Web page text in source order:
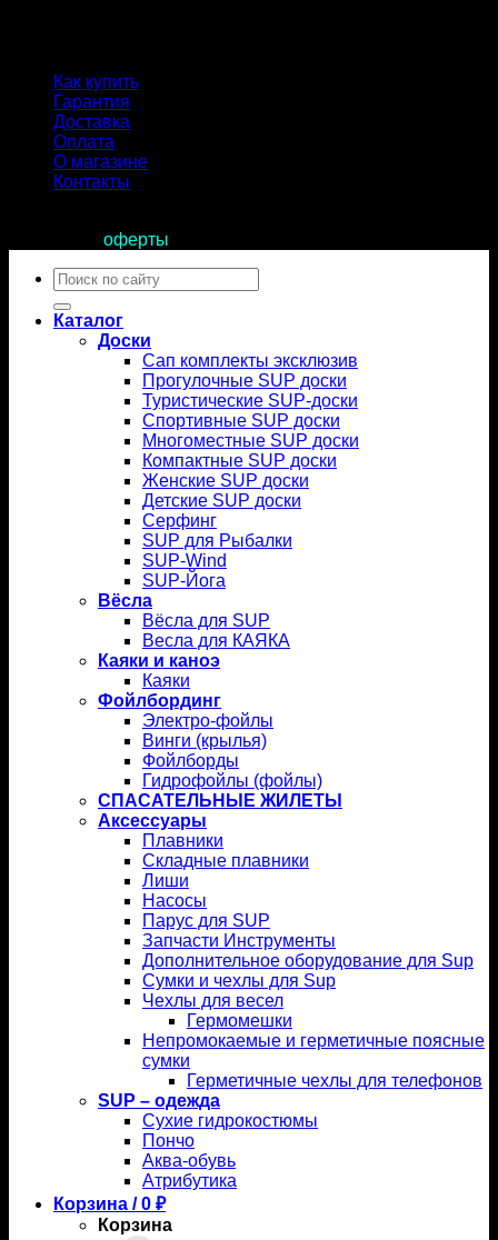
Как купить
Гарантия
Доставка
Оплата
О магазине
Контакты
оферты
Искать:
Каталог
Доски
Сап комплекты эксклюзив
Прогулочные SUP доски
Туристические SUP-доски
Спортивные SUP доски
Многоместные SUP доски
Компактные SUP доски
Женские SUP доски
Детские SUP доски
Серфинг
SUP для Рыбалки
SUP-Wind
SUP-Йога
Вёсла
Вёсла для SUP
Весла для КАЯКА
Каяки и каноэ
Каяки
Фойлбординг
Электро-фойлы
Винги (крылья)
Фойлборды
Гидрофойлы (фойлы)
СПАСАТЕЛЬНЫЕ ЖИЛЕТЫ
Аксессуары
Плавники
Складные плавники
Лиши
Насосы
Парус для SUP
Запчасти Инструменты
Дополнительное оборудование для Sup
Сумки и чехлы для Sup
Чехлы для весел
Гермомешки
Непромокаемые и герметичные поясные
сумки
Герметичные чехлы для телефонов
SUP – одежда
Сухие гидрокостюмы
Пончо
Аква-обувь
Атрибутика
Корзина /0 ₽
Корзина